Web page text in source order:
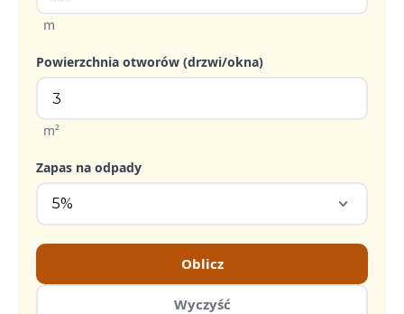
m
Powierzchnia otworów (drzwi/okna)
m²
Zapas na odpady
Oblicz
Wyczyść